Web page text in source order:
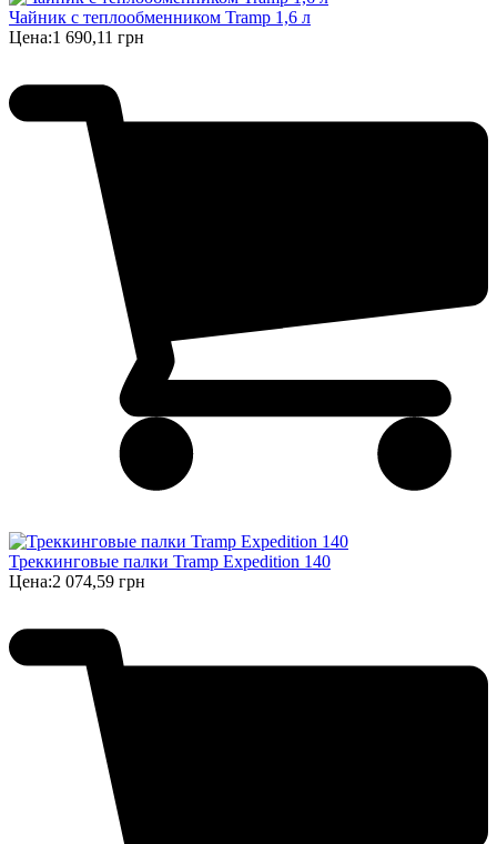
Чайник с теплообменником Tramp 1,6 л
Цена:1 690,11 грн
Треккинговые палки Tramp Expedition 140
Цена:2 074,59 грн